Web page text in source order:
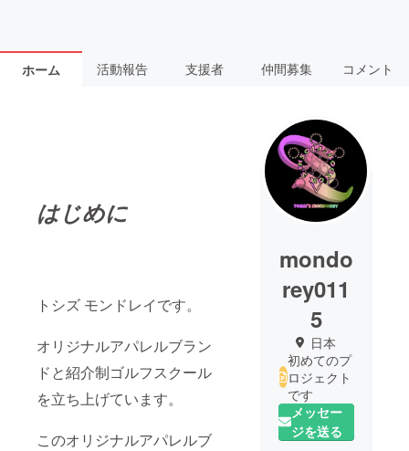
ホーム 活動報告 支援者 仲間募集 コメント
はじめに
トシズ モンドレイです。
オリジナルアパレルブラン
ドと紹介制ゴルフスクール
を立ち上げています。
このオリジナルアパレルブ
mondo
rey011
5
日本
初めてのプ
ロジェクト
です
メッセー
ジを送る